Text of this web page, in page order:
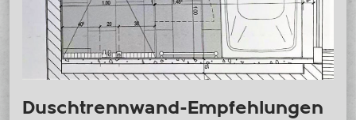
Duschtrennwand-Empfehlungen